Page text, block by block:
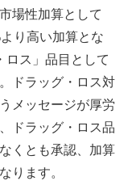
場性加算として
り高い加算とな
ロス」品目として
ドラッグ・ロス対
メッセージが厚労
ドラッグ・ロス品
くとも承認、加算
ります。